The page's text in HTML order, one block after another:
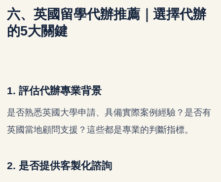
六、英國留學代辦推薦｜選擇代辦
的5大關鍵
1. 評估代辦專業背景
是否熟悉英國大學申請、具備實際案例經驗？是否有
英國當地顧問支援？這些都是專業的判斷指標。
2. 是否提供客製化諮詢